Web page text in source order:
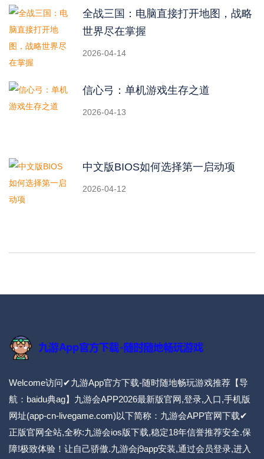
全战三国：电脑直接打开地图，战略
世界尽在掌握
2026-04-14
信心弓：单机游戏生存之道
2026-04-13
中文版BIOS如何选择第一启动项
2026-04-12
Welcome访问✔九游App官方下载-随时随地畅玩游戏推荐【导
航：baidu典ag】九游会APP2026最新版官网,登录,入口,手机版
网址(app-cn-livegame.com)以下简称：九游会APP官网下载✔
正版官网全站,全称:九游会ios版下载,稳定18年信誉推荐安全.保
障!极致体验！让自己骄傲.九游会j9app安装,通过会员登录,进入